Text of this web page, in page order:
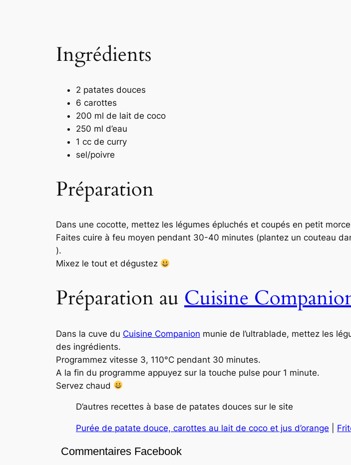
Ingrédients
2 patates douces
6 carottes
200 ml de lait de coco
250 ml d’eau
1 cc de curry
sel/poivre
Préparation
Dans une cocotte, mettez les légumes épluchés et coupés en petit
Faites cuire à feu moyen pendant 30-40 minutes (plantez un couteau
).
Mixez le tout et dégustez
Préparation au Cuisine
Dans la cuve du Cuisine Companion munie de l’ultrablade, mettez les
des ingrédients.
Programmez vitesse 3, 110°C pendant 30 minutes.
A la fin du programme appuyez sur la touche pulse pour 1 minute.
Servez chaud
D’autres recettes à base de patates douces sur le site
Purée de patate douce, carottes au lait de coco et jus d’orange
Commentaires Facebook